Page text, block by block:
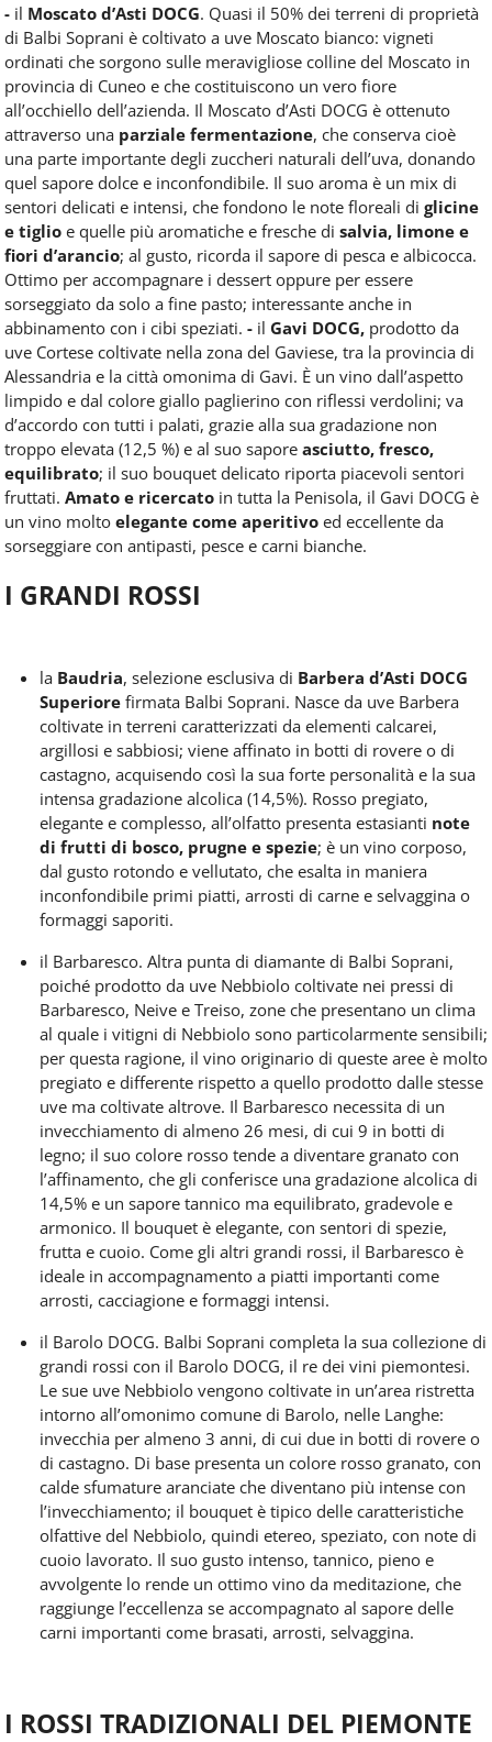
- il Moscato d’Asti DOCG. Quasi il 50% dei terreni di proprietà
di Balbi Soprani è coltivato a uve Moscato bianco: vigneti
ordinati che sorgono sulle meravigliose colline del Moscato in
provincia di Cuneo e che costituiscono un vero fiore
all’occhiello dell’azienda. Il Moscato d’Asti DOCG è ottenuto
attraverso una parziale fermentazione, che conserva cioè
una parte importante degli zuccheri naturali dell’uva, donando
quel sapore dolce e inconfondibile. Il suo aroma è un mix di
sentori delicati e intensi, che fondono le note floreali di glicine
e tiglio e quelle più aromatiche e fresche di salvia, limone e
fiori d’arancio; al gusto, ricorda il sapore di pesca e albicocca.
Ottimo per accompagnare i dessert oppure per essere
sorseggiato da solo a fine pasto; interessante anche in
abbinamento con i cibi speziati. - il Gavi DOCG, prodotto da
uve Cortese coltivate nella zona del Gaviese, tra la provincia di
Alessandria e la città omonima di Gavi. È un vino dall’aspetto
limpido e dal colore giallo paglierino con riflessi verdolini; va
d’accordo con tutti i palati, grazie alla sua gradazione non
troppo elevata (12,5 %) e al suo sapore asciutto, fresco,
equilibrato; il suo bouquet delicato riporta piacevoli sentori
fruttati. Amato e ricercato in tutta la Penisola, il Gavi DOCG è
un vino molto elegante come aperitivo ed eccellente da
sorseggiare con antipasti, pesce e carni bianche.
I GRANDI ROSSI
la Baudria, selezione esclusiva di Barbera d’Asti DOCG
Superiore firmata Balbi Soprani. Nasce da uve Barbera
coltivate in terreni caratterizzati da elementi calcarei,
argillosi e sabbiosi; viene affinato in botti di rovere o di
castagno, acquisendo così la sua forte personalità e la sua
intensa gradazione alcolica (14,5%). Rosso pregiato,
elegante e complesso, all’olfatto presenta estasianti note
di frutti di bosco, prugne e spezie; è un vino corposo,
dal gusto rotondo e vellutato, che esalta in maniera
inconfondibile primi piatti, arrosti di carne e selvaggina o
formaggi saporiti.
il Barbaresco. Altra punta di diamante di Balbi Soprani,
poiché prodotto da uve Nebbiolo coltivate nei pressi di
Barbaresco, Neive e Treiso, zone che presentano un clima
al quale i vitigni di Nebbiolo sono particolarmente sensibili;
per questa ragione, il vino originario di queste aree è molto
pregiato e differente rispetto a quello prodotto dalle stesse
uve ma coltivate altrove. Il Barbaresco necessita di un
invecchiamento di almeno 26 mesi, di cui 9 in botti di
legno; il suo colore rosso tende a diventare granato con
l’affinamento, che gli conferisce una gradazione alcolica di
14,5% e un sapore tannico ma equilibrato, gradevole e
armonico. Il bouquet è elegante, con sentori di spezie,
frutta e cuoio. Come gli altri grandi rossi, il Barbaresco è
ideale in accompagnamento a piatti importanti come
arrosti, cacciagione e formaggi intensi.
il Barolo DOCG. Balbi Soprani completa la sua collezione di
grandi rossi con il Barolo DOCG, il re dei vini piemontesi.
Le sue uve Nebbiolo vengono coltivate in un’area ristretta
intorno all’omonimo comune di Barolo, nelle Langhe:
invecchia per almeno 3 anni, di cui due in botti di rovere o
di castagno. Di base presenta un colore rosso granato, con
calde sfumature aranciate che diventano più intense con
l’invecchiamento; il bouquet è tipico delle caratteristiche
olfattive del Nebbiolo, quindi etereo, speziato, con note di
cuoio lavorato. Il suo gusto intenso, tannico, pieno e
avvolgente lo rende un ottimo vino da meditazione, che
raggiunge l’eccellenza se accompagnato al sapore delle
carni importanti come brasati, arrosti, selvaggina.
I ROSSI TRADIZIONALI DEL PIEMONTE